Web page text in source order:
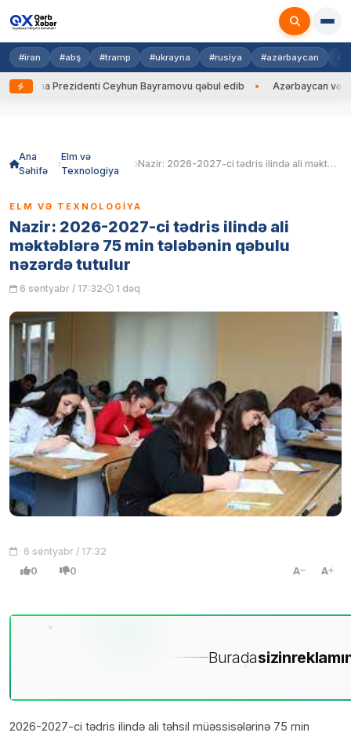
#iran #abş #tramp #ukrayna #rusiya #azərbaycan
Prezidenti Ceyhun Bayramovu qəbul edib Azərbaycan və
Ana
Səhifə
Elm və
Texnologiya
Nazir: 2026-2027-ci tədris ilində ali məktəblərə 75 min tələbənin qəbulu nəzərdə tutulur
ELM VƏ TEXNOLOGIYA
Nazir: 2026-2027-ci tədris ilində ali
məktəblərə 75 min tələbənin qəbulu
nəzərdə tutulur
6 sentyabr / 17:32 1 dəq
6 sentyabr / 17:32
0 0 A A
Buradasizin
2026-2027-ci tədris ilində ali təhsil müəssisələrinə 75 min